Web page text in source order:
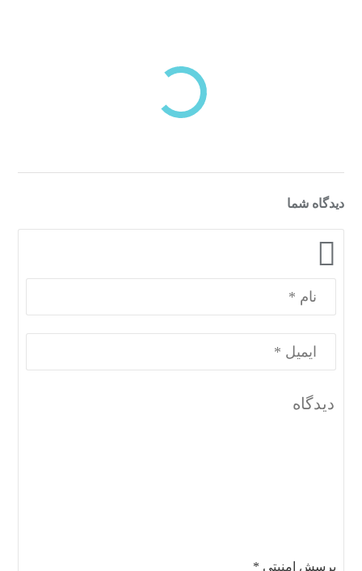
دسته‌بندی‌های منتخب برای شما
دیدگاه شما
پرسش امنیتی *